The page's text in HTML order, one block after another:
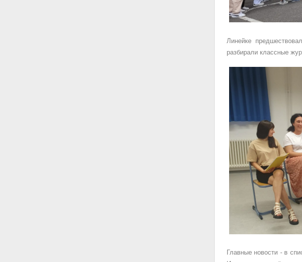
Линейке
разбирали классные
Главные новости - в